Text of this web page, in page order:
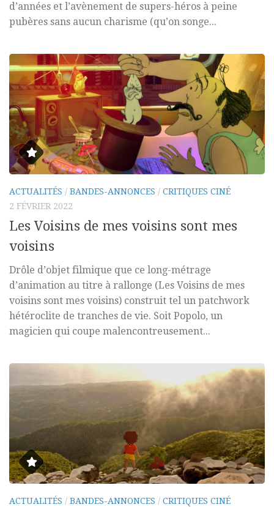
d’années et l’avènement de supers-héros à peine
pubères sans aucun charisme (qu’on songe...
ACTUALITÉS / BANDES-ANNONCES / CRITIQUES CINÉ
2 FÉVRIER 2022
Les Voisins de mes voisins sont mes
voisins
Drôle d’objet filmique que ce long-métrage
d’animation au titre à rallonge (Les Voisins de mes
voisins sont mes voisins) construit tel un patchwork
hétéroclite de tranches de vie. Soit Popolo, un
magicien qui coupe malencontreusement...
ACTUALITÉS / BANDES-ANNONCES / CRITIQUES CINÉ